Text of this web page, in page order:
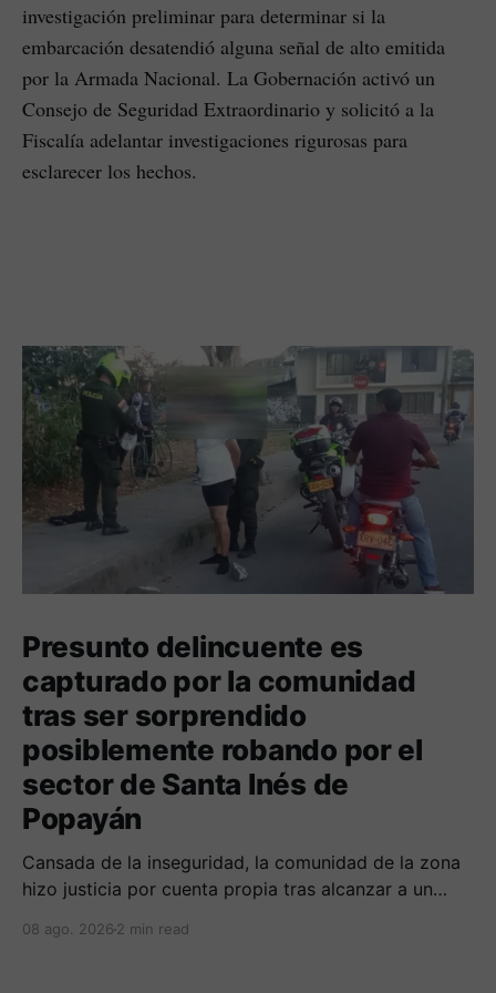
investigación preliminar para determinar si la
embarcación desatendió alguna señal de alto emitida
por la Armada Nacional. La Gobernación activó un
Consejo de Seguridad Extraordinario y solicitó a la
Fiscalía adelantar investigaciones rigurosas para
esclarecer los hechos.
Presunto delincuente es
capturado por la comunidad
tras ser sorprendido
posiblemente robando por el
sector de Santa Inés de
Popayán
Cansada de la inseguridad, la comunidad de la zona
hizo justicia por cuenta propia tras alcanzar a un
comuna cuatro. La gente pedía que lo incineraran,
08 ago. 2026 2 min read